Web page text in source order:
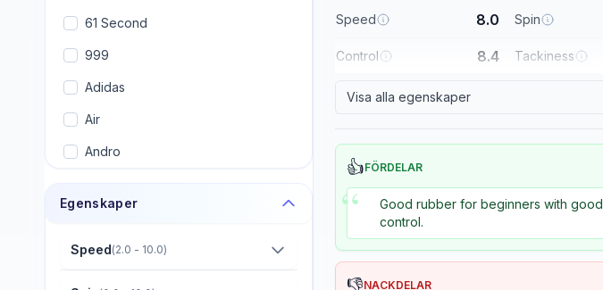
61 Second
999
Adidas
Air
Andro
Artengo
Avalox (AVX)
Egenskaper
Speed(2.0 - 10.0)
Speed 8.0 Spin
Control 8.4 Tackiness
Visa alla egenskaper
👍FÖRDELAR
“
Good rubber for beginners with good
control.
👎NACKDELAR